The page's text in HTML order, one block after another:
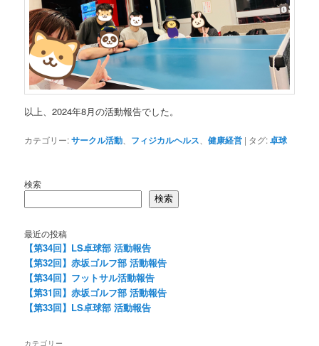
以上、2024年8月の活動報告でした。
カテゴリー:サークル活動、 フィジカルヘルス、健康経営 | タグ:卓球
検索
検索
最近の投稿
【第34回】LS卓球部 活動報告
【第32回】赤坂ゴルフ部 活動報告
【第34回】フットサル活動報告
【第31回】赤坂ゴルフ部 活動報告
【第33回】LS卓球部 活動報告
カテゴリー